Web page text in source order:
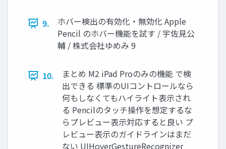
9.
ホバー検出の有効化・無効化 Apple
Pencil のホバー機能を試す / 宇佐見公
輔 / 株式会社ゆめみ 9
10.
まとめ M2 iPad Proのみの機能 で検
出できる 標準のUIコントロールなら
何もしなくてもハイライト表示され
る Pencilのタッチ操作を想定するな
らプレビュー表示対応すると良い プ
レビュー表示のガイドラインはまだ
ない UIHoverGestureRecognizer